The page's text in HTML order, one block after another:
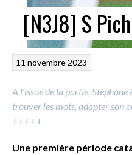
[N3J8] S
11 novembre 2023
A l’issue de la partie,
trouver les mots, adapter son
+++++
Une première période